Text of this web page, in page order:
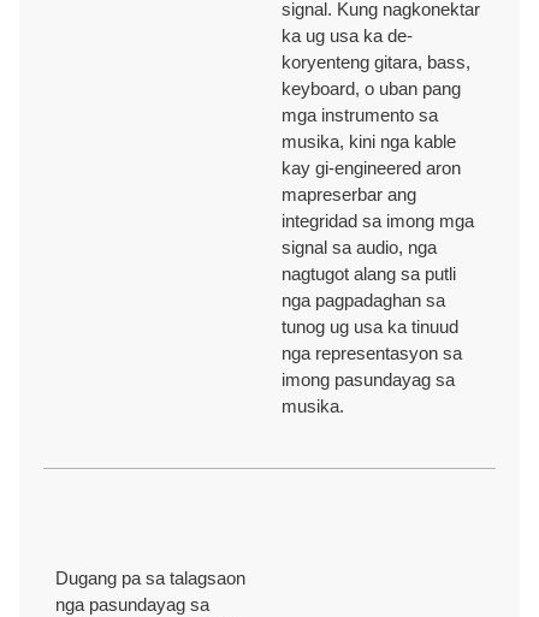
signal. Kung nagkonektar
ka ug usa ka de-
koryenteng gitara, bass,
keyboard, o uban pang
mga instrumento sa
musika, kini nga kable
kay gi-engineered aron
mapreserbar ang
integridad sa imong mga
signal sa audio, nga
nagtugot alang sa putli
nga pagpadaghan sa
tunog ug usa ka tinuud
nga representasyon sa
imong pasundayag sa
musika.
Dugang pa sa talagsaon
nga pasundayag sa
ISO9001/ ISO9002/RoHS/CE/REACH/California Proposisyon 65.